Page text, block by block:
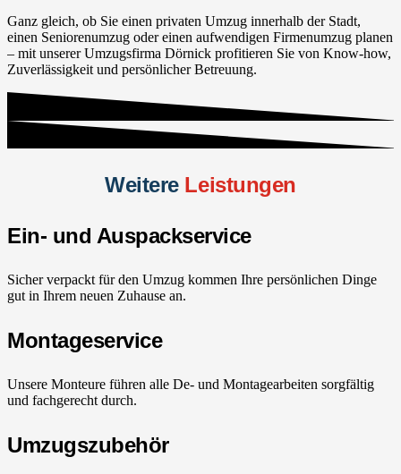
Ganz gleich, ob Sie einen privaten Umzug innerhalb der Stadt,
einen Seniorenumzug oder einen aufwendigen Firmenumzug planen
– mit unserer Umzugsfirma Dörnick profitieren Sie von Know-how,
Zuverlässigkeit und persönlicher Betreuung.
Weitere Leistungen
Ein- und Auspackservice
Sicher verpackt für den Umzug kommen Ihre persönlichen Dinge
gut in Ihrem neuen Zuhause an.
Montageservice
Unsere Monteure führen alle De- und Montagearbeiten sorgfältig
und fachgerecht durch.
Umzugszubehör